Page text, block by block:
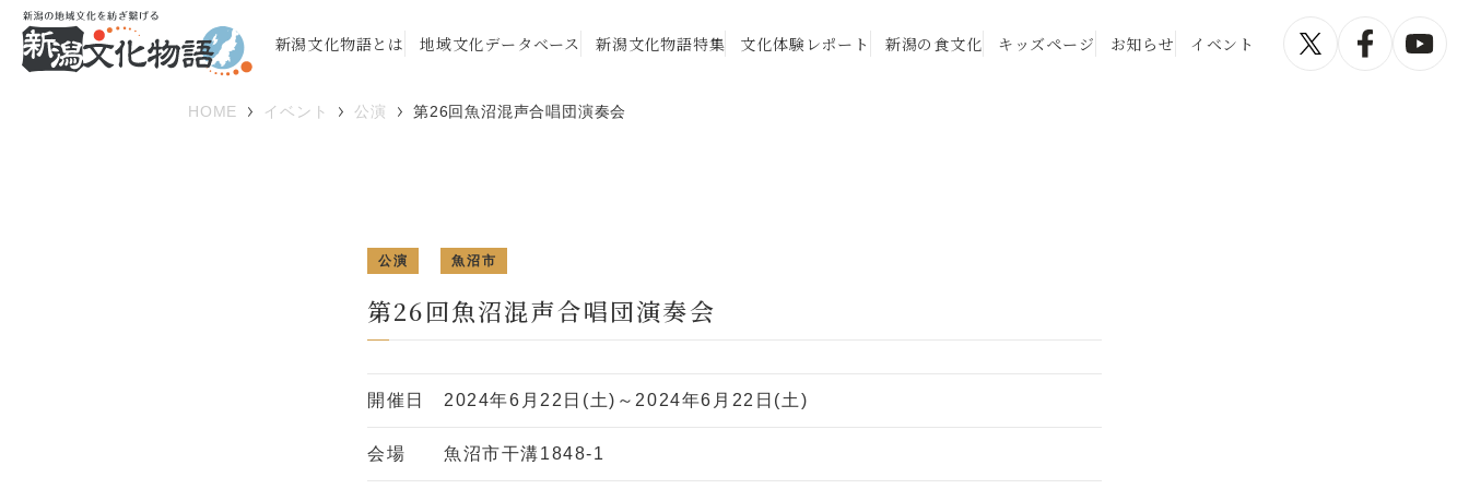
新潟文化物語とは 地域文化データベース 新潟文化物語特集 文化体験レポート 新潟の食文化 キッズページ お知らせ イベント
HOME イベント 公演 第26回魚沼混声合唱団演奏会
公演 魚沼市
第26回魚沼混声合唱団演奏会
開催日 2024年6月22日(土)～2024年6月22日(土)
会場 魚沼市干溝1848-1